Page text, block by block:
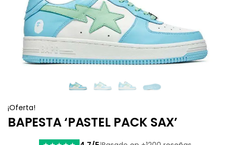
¡Oferta!
BAPESTA ‘PASTEL PACK SAX’